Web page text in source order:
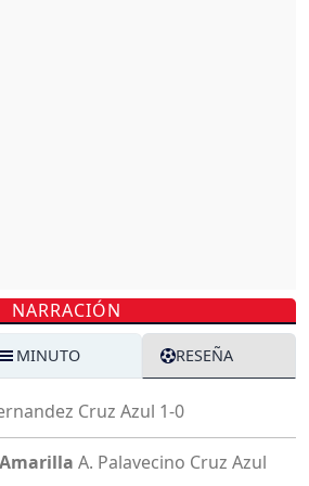
NARRACIÓN
MINUTO RESEÑA
Cruz Azul 1-0
A. Palavecino Cruz Azul